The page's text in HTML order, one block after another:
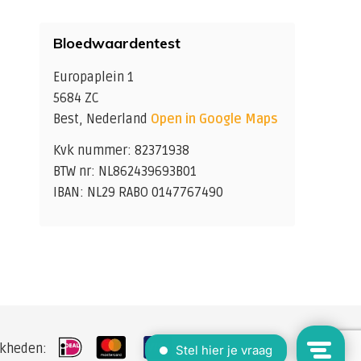
Bloedwaardentest
Europaplein 1
5684 ZC
Best, Nederland Open in Google Maps
Kvk nummer: 82371938
BTW nr: NL862439693B01
IBAN: NL29 RABO 0147767490